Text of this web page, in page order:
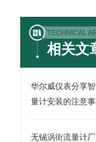
TECHNICAL
相关文
华尔威仪表分享
量计安装的注意
无锡涡街流量计